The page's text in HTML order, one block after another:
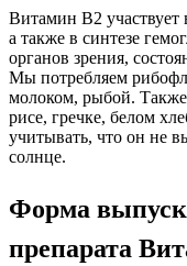
Витамин В2 участвует
а также в синтезе
органов зрения,
Мы потребляем
молоком, рыбой. Также
рисе, гречке, белом
учитывать, что он не
солнце.
Форма
препарата